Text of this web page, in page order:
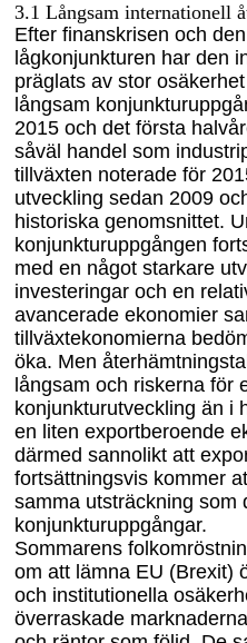
3.1 Långsam internationell
Efter finanskrisen och
lågkonjunkturen har den
präglats av stor
långsam
2015 och det första
såväl handel som
tillväxten noterade för
utveckling sedan 2009
historiska genomsnittet.
konjunkturuppgången
med en något starkare
investeringar och en
avancerade ekonomier
tillväxtekonomierna
öka. Men
långsam och riskerna för
konjunkturutveckling än i
en liten exportberoende
därmed sannolikt att
fortsättningsvis kommer
samma utsträckning som
konjunkturuppgångar.
Sommarens
om att lämna EU (Brexit)
och institutionella
överraskade